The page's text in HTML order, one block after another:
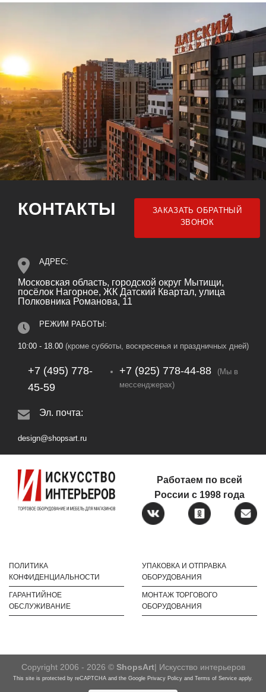
КОНТАКТЫ
ЗАКАЗАТЬ ОБРАТНЫЙ
ЗВОНОК
АДРЕС:
Московская область, городской округ Мытищи,
посёлок Нагорное, ЖК Датский Квартал, улица
Полковника Романова, 11
РЕЖИМ РАБОТЫ:
10:00 - 18.00 (кроме субботы, воскресенья и праздничных дней)
+7 (495) 778-
45-59
+7 (925) 778‑44‑88
(Мы в
мессенджерах)
Эл. почта:
design@shopsart.ru
Работаем по всей
России с 1998 года
ПОЛИТИКА
КОНФИДЕНЦИАЛЬНОСТИ
ГАРАНТИЙНОЕ
ОБСЛУЖИВАНИЕ
УПАКОВКА И ОТПРАВКА
ОБОРУДОВАНИЯ
МОНТАЖ ТОРГОВОГО
ОБОРУДОВАНИЯ
Copyright 2006 - 2026 © ShopsArt| Искусство интерьеров
This site is protected by reCAPTCHA and the Google Privacy Policy and Terms of Service apply.